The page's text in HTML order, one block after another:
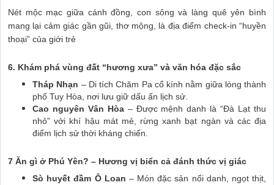
Nét mộc mạc giữa cánh đồng, con sông và làng quê yên bình
mang lại cảm giác gần gũi, thơ mộng, là địa điểm check-in “huyền
thoại” của giới trẻ
6. Khám phá vùng đất “hương xưa” và văn hóa đặc sắc
Tháp Nhạn – Di tích Chăm Pa cổ kính nằm giữa lòng thành
phố Tuy Hòa, nơi lưu giữ dấu ấn lịch sử.
Cao nguyên Vân Hòa– Được mệnh danh là “Đà Lạt thu
nhỏ” với khí hậu mát mẻ, rừng xanh bạt ngàn và các địa
điểm lịch sử thời kháng chiến.
7 Ăn gì ở Phú Yên? – Hương vị biển cả đánh thức vị giác
Sò huyết đầm Ô Loan – Món đặc sản nổi danh, ngọt thịt,